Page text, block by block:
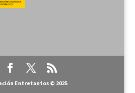
Entretantos © 2025